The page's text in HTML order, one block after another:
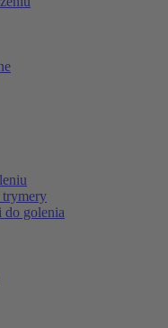
do golenia